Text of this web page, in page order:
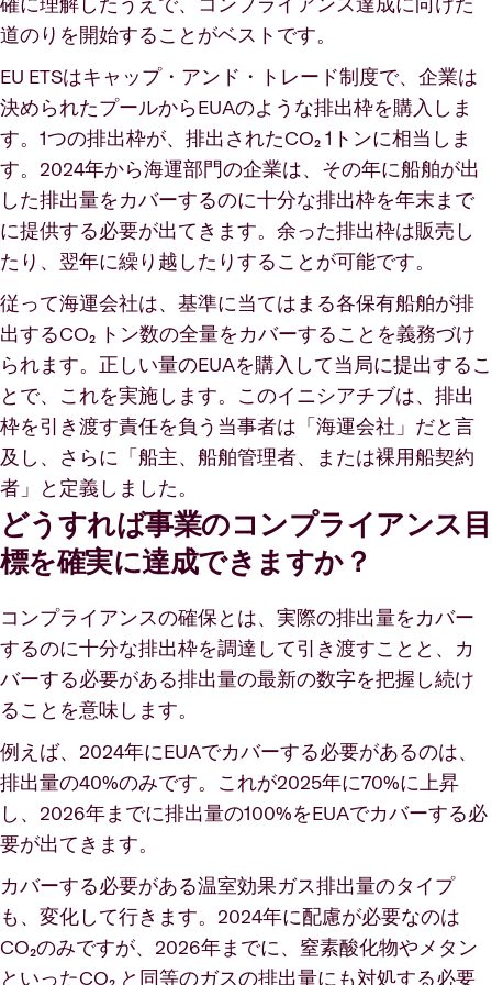
道のりを開始することがベストです。
EU ETSはキャップ・アンド・トレード制度で、企業は
決められたプールからEUAのような排出枠を購入しま
す。1つの排出枠が、排出されたCO₂ 1トンに相当しま
す。2024年から海運部門の企業は、その年に船舶が出
した排出量をカバーするのに十分な排出枠を年末まで
に提供する必要が出てきます。余った排出枠は販売し
たり、翌年に繰り越したりすることが可能です。
従って海運会社は、基準に当てはまる各保有船舶が排
出するCO₂ トン数の全量をカバーすることを義務づけ
られます。正しい量のEUAを購入して当局に提出するこ
とで、これを実施します。このイニシアチブは、排出
枠を引き渡す責任を負う当事者は「海運会社」だと言
及し、さらに「船主、船舶管理者、または裸用船契約
者」と定義しました。
どうすれば事業のコンプライアンス目
標を確実に達成できますか？
コンプライアンスの確保とは、実際の排出量をカバー
するのに十分な排出枠を調達して引き渡すことと、カ
バーする必要がある排出量の最新の数字を把握し続け
ることを意味します。
例えば、2024年にEUAでカバーする必要があるのは、
排出量の40%のみです。これが2025年に70%に上昇
し、2026年までに排出量の100%をEUAでカバーする必
要が出てきます。
カバーする必要がある温室効果ガス排出量のタイプ
も、変化して行きます。2024年に配慮が必要なのは
CO₂のみですが、2026年までに、窒素酸化物やメタン
といったCO₂ と同等のガスの排出量にも対処する必要